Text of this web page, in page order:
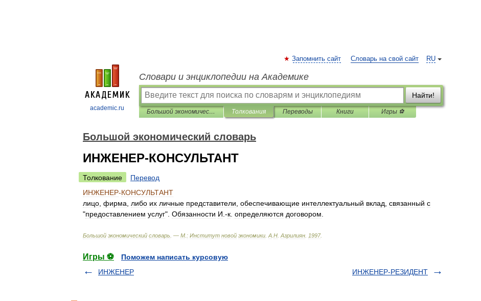
academic.ru
RU
Запомнить сайт Словарь на свой сайт
Словари и энциклопедии на Академике
Найти!
Большой экономический словарь Толкования Переводы Книги Игры ⚽
Большой экономический словарь
ИНЖЕНЕР-КОНСУЛЬТАНТ
Толкование
Перевод
ИНЖЕНЕР-КОНСУЛЬТАНТ
лицо фирма либо их личные представители обеспечивающие интеллектуальный вклад связанный с
"предоставлением услуг". Обязанности И .-к определяются договором
Большой экономический словарь . — М : Институт новой экономики А Н Азрилиян 1997.
Игры ⚽
Поможем написать курсовую
ИНЖЕНЕР
ИНЖЕНЕР-РЕЗИДЕНТ